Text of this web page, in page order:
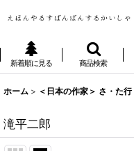
新着順に見る 商品検索
ホーム > ＜日本の作家＞ さ・た行
滝平二郎